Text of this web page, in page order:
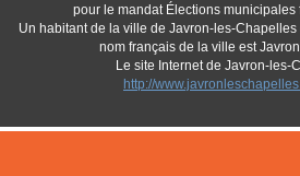
pour le mandat Élections municipales
Un habitant de la ville de Javron-les-
nom français de la ville est
Le site Internet de Javron-les-
http://